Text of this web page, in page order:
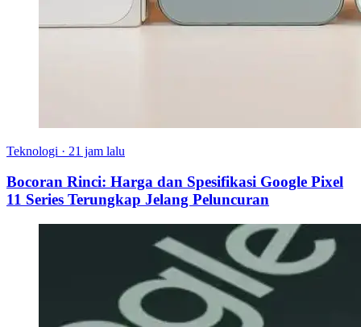
Teknologi · 21 jam lalu
Bocoran Rinci: Harga dan Spesifikasi Google Pixel
11 Series Terungkap Jelang Peluncuran